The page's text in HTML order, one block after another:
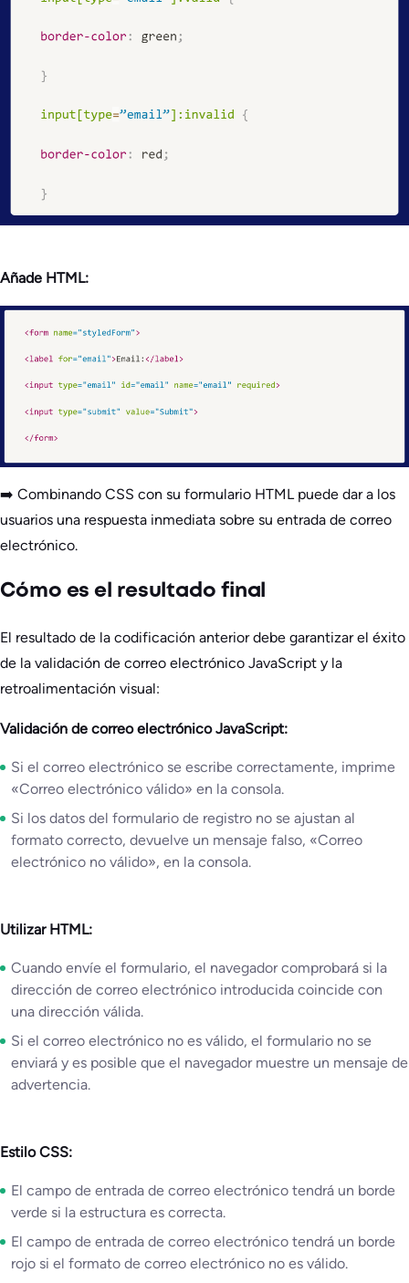
Añade HTML:
➡️ Combinando CSS con su formulario HTML puede dar a los
usuarios una respuesta inmediata sobre su entrada de correo
electrónico.
Cómo es el resultado final
El resultado de la codificación anterior debe garantizar el éxito
de la validación de correo electrónico JavaScript y la
retroalimentación visual:
Validación de correo electrónico JavaScript:
Si el correo electrónico se escribe correctamente, imprime
«Correo electrónico válido» en la consola.
Si los datos del formulario de registro no se ajustan al
formato correcto, devuelve un mensaje falso, «Correo
electrónico no válido», en la consola.
Utilizar HTML:
Cuando envíe el formulario, el navegador comprobará si la
dirección de correo electrónico introducida coincide con
una dirección válida.
Si el correo electrónico no es válido, el formulario no se
enviará y es posible que el navegador muestre un mensaje de
advertencia.
Estilo CSS:
El campo de entrada de correo electrónico tendrá un borde
verde si la estructura es correcta.
El campo de entrada de correo electrónico tendrá un borde
rojo si el formato de correo electrónico no es válido.